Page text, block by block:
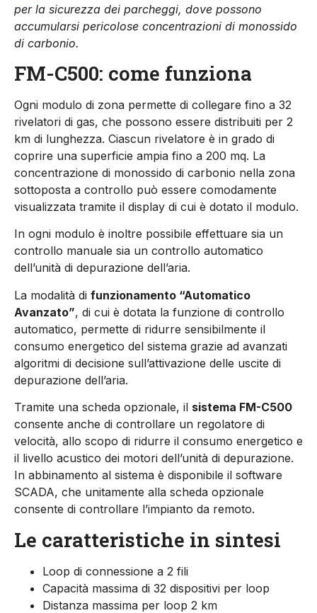
per la sicurezza dei parcheggi, dove possono
accumularsi pericolose concentrazioni di monossido
di carbonio.
FM-C500: come funziona
Ogni modulo di zona permette di collegare fino a 32
rivelatori di gas, che possono essere distribuiti per 2
km di lunghezza. Ciascun rivelatore è in grado di
coprire una superficie ampia fino a 200 mq. La
concentrazione di monossido di carbonio nella zona
sottoposta a controllo può essere comodamente
visualizzata tramite il display di cui è dotato il modulo.
In ogni modulo è inoltre possibile effettuare sia un
controllo manuale sia un controllo automatico
dell’unità di depurazione dell’aria.
La modalità di funzionamento “Automatico
Avanzato”, di cui è dotata la funzione di controllo
automatico, permette di ridurre sensibilmente il
consumo energetico del sistema grazie ad avanzati
algoritmi di decisione sull’attivazione delle uscite di
depurazione dell’aria.
Tramite una scheda opzionale, il sistema FM-C500
consente anche di controllare un regolatore di
velocità, allo scopo di ridurre il consumo energetico e
il livello acustico dei motori dell’unità di depurazione.
In abbinamento al sistema è disponibile il software
SCADA, che unitamente alla scheda opzionale
consente di controllare l’impianto da remoto.
Le caratteristiche in sintesi
Loop di connessione a 2 fili
Capacità massima di 32 dispositivi per loop
Distanza massima per loop 2 km